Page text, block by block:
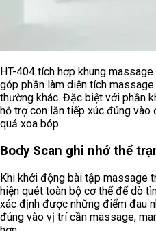
HT-404 tích hợp khung
góp phần làm diện tích
thường khác. Đặc biệt với phần
hỗ trợ con lăn tiếp xúc đúng vào
quả xoa bóp.
Body Scan ghi nhớ thể
Khi khởi động bài tập massage
hiện quét toàn bộ cơ thể để dò
xác định được những điểm đau
đúng vào vị trí cần massage,